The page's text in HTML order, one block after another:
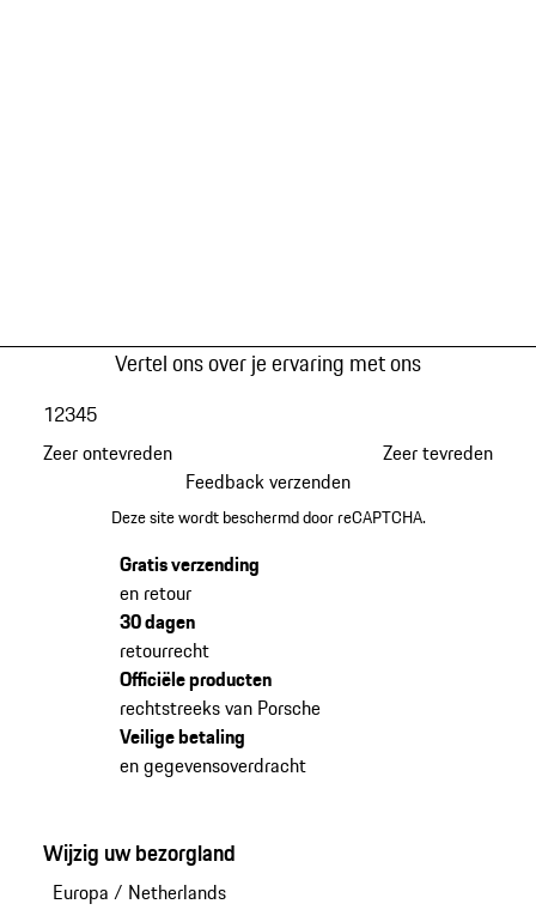
Vertel ons over je ervaring met ons
Zeer ontevreden
12345
Zeer tevreden
Feedback verzenden
Deze site wordt beschermd door reCAPTCHA.
Gratis verzending
en retour
30 dagen
retourrecht
Officiële producten
rechtstreeks van Porsche
Veilige betaling
en gegevensoverdracht
Wijzig uw bezorgland
Europa / Netherlands